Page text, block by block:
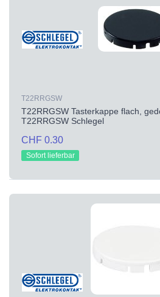
T22RRGSW
T22RRGSW Tasterkappe flach,
T22RRGSW Schlegel
CHF 0.30
Sofort lieferbar